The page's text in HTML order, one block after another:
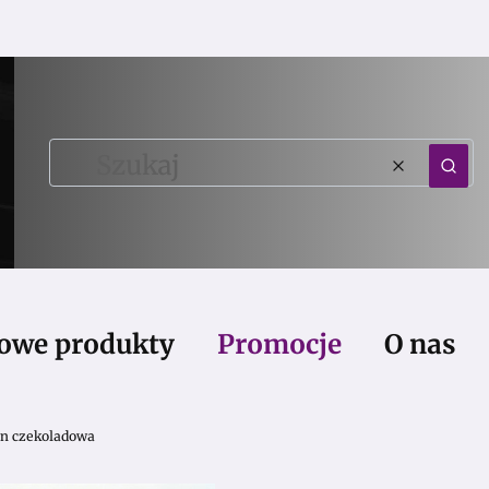
Wyczyść
produkty Promocje O nas
czekoladowa